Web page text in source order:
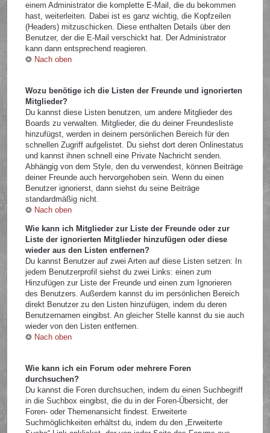
einem Administrator die komplette E-Mail, die du bekommen
hast, weiterleiten. Dabei ist es ganz wichtig, die Kopfzeilen
(Headers) mitzuschicken. Diese enthalten Details über den
Benutzer, der die E-Mail verschickt hat. Der Administrator
kann dann entsprechend reagieren.
Nach oben
Wozu benötige ich die Listen der Freunde und ignorierten
Mitglieder?
Du kannst diese Listen benutzen, um andere Mitglieder des
Boards zu verwalten. Mitglieder, die du deiner Freundesliste
hinzufügst, werden in deinem persönlichen Bereich für den
schnellen Zugriff aufgelistet. Du siehst dort deren Onlinestatus
und kannst ihnen schnell eine Private Nachricht senden.
Abhängig von dem Style, den du verwendest, können Beiträge
deiner Freunde auch hervorgehoben sein. Wenn du einen
Benutzer ignorierst, dann siehst du seine Beiträge
standardmäßig nicht.
Nach oben
Wie kann ich Mitglieder zur Liste der Freunde oder zur
Liste der ignorierten Mitglieder hinzufügen oder diese
wieder aus den Listen entfernen?
Du kannst Benutzer auf zwei Arten auf diese Listen setzen: In
jedem Benutzerprofil siehst du zwei Links: einen zum
Hinzufügen zur Liste der Freunde und einen zum Ignorieren
des Benutzers. Außerdem kannst du im persönlichen Bereich
direkt Benutzer zu den Listen hinzufügen, indem du deren
Benutzernamen eingibst. An gleicher Stelle kannst du sie auch
wieder von den Listen entfernen.
Nach oben
Wie kann ich ein Forum oder mehrere Foren
durchsuchen?
Du kannst die Foren durchsuchen, indem du einen Suchbegriff
in die Suchbox eingibst, die du in der Foren-Übersicht, der
Foren- oder Themenansicht findest. Erweiterte
Suchmöglichkeiten erhältst du, indem du den „Erweiterte